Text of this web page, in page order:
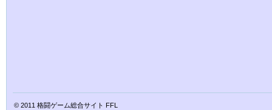
© 2011 格闘ゲーム総合サイト FFL